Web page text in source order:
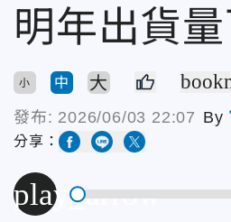
明年出貨
小 中 大
發布: 2026/06/03 22:07 By
分享：
play_arrow